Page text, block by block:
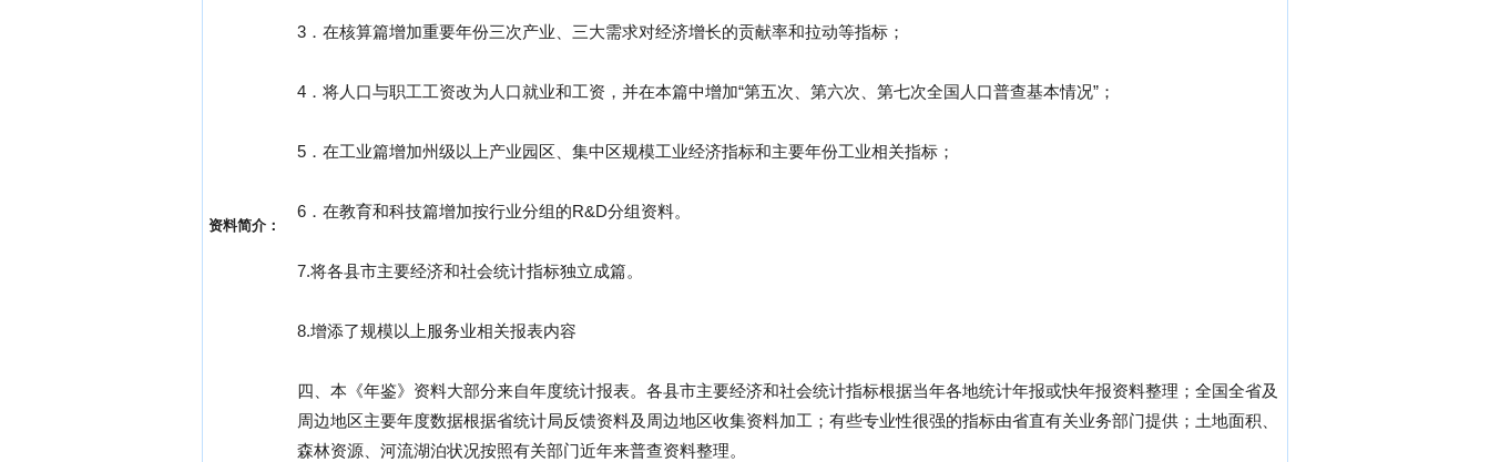
资料简介：
3．在核算篇增加重要年份三次产业、三大需求对经济增长的贡献率和拉动等指标；
4．将人口与职工工资改为人口就业和工资，并在本篇中增加“第五次、第六次、第七次全国人口普查基本情况”；
5．在工业篇增加州级以上产业园区、集中区规模工业经济指标和主要年份工业相关指标；
6．在教育和科技篇增加按行业分组的R&D分组资料。
7.将各县市主要经济和社会统计指标独立成篇。
8.增添了规模以上服务业相关报表内容
四、本《年鉴》资料大部分来自年度统计报表。各县市主要经济和社会统计指标根据当年各地统计年报或快年报资料整理；全国全省及
周边地区主要年度数据根据省统计局反馈资料及周边地区收集资料加工；有些专业性很强的指标由省直有关业务部门提供；土地面积、
森林资源、河流湖泊状况按照有关部门近年来普查资料整理。